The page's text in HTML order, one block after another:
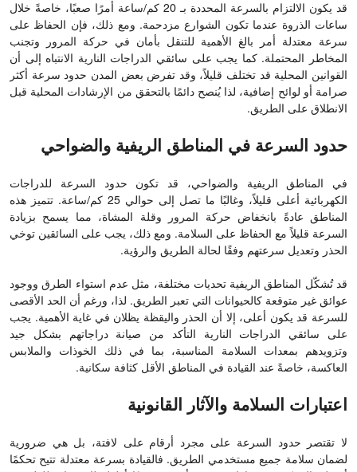
قد يكون الالتزام بالسرعة المحددة بـ 20 كم/ساعة أمرًا صعبًا، خاصةً خلال
ساعات الذروة عندما تكون الشوارع مزدحمة. ومع ذلك، فإن الحفاظ على
سرعة معتدلة أمر بالغ الأهمية للتنقل بأمان في حركة المرور وتجنب
المخاطر المحتملة. كما يجب على سائقي الدراجات النارية الانتباه إلى أن
القوانين المحلية قد تختلف قليلاً، وقد تفرض بعض المدن حدود سرعة أكثر
صرامة أو لوائح إضافية، لذا يُنصح دائمًا بالتحقق من الإرشادات المحلية قبل
الانطلاق على الطريق.
حدود السرعة في المناطق الريفية والضواحي
في المناطق الريفية والضواحي، قد تكون حدود السرعة للدراجات
الكهربائية أعلى قليلاً، وغالبًا ما تصل إلى حوالي 25 كم/ساعة. تتميز هذه
المناطق عادةً بانخفاض حركة المرور وقلة المشاة، مما يسمح بزيادة
السرعة قليلاً مع الحفاظ على السلامة. ومع ذلك، يجب على السائقين توخي
الحذر وتعديل سرعتهم وفقًا لحالة الطريق والرؤية.
قد تُشكّل المناطق الريفية تحديات مختلفة، مثل عدم استواء الطرق ووجود
عوائق غير متوقعة كالحيوانات التي تعبر الطريق. لذا، ورغم أن الحد الأقصى
للسرعة قد يكون أعلى، إلا أن الحذر واليقظة يظلان في غاية الأهمية. يجب
على سائقي الدراجات النارية التأكد من صيانة دراجاتهم بشكل جيد
وتزويدهم بمعدات السلامة المناسبة، بما في ذلك الخوذات والملابس
العاكسة، خاصةً عند القيادة في المناطق الأقل كثافة سكانية.
اعتبارات السلامة والآثار القانونية
لا تقتصر حدود السرعة على مجرد أرقام على لافتة، بل هي ضرورية
لضمان سلامة جميع مستخدمي الطريق. فالقيادة بسرعة معتدلة تتيح تحكمًا